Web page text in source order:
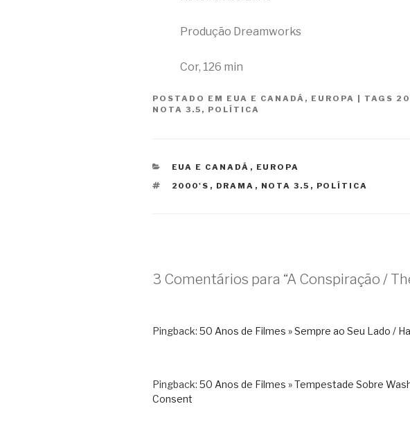
Produção Dreamworks
Cor, 126 min
POSTADO EM EUA E CANADÁ , EUROPA | TAGS
NOTA 3.5 , POLÍTICA
CATEGORIAS
EUA E CANADÁ , EUROPA
TAGS
2000'S , DRAMA , NOTA 3.5 , POLÍTICA
3 Comentários para “A Conspiração /
Pingback: 50 Anos de Filmes » Sempre ao Seu Lado /
Pingback: 50 Anos de Filmes » Tempestade Sobre
Consent